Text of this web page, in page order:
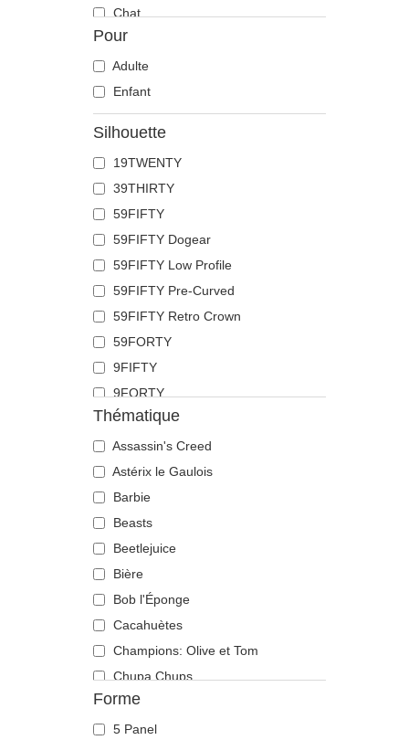
Chat
Cheval
Chèvre
Chien
Chihuahua
Colombe
Coq
Corbeau
Coyote
Crabe
Crâne
Crocodile
Dauphin
Doberman
Dragon
Écureuil
Flamant
Fourmi
Guépard
Hibou
Hippopotame
Labrador retriever
Langouste
Lézard
Libellule
Licorne
Lion
Lionne
Loup
Pour
Adulte
Enfant
Silhouette
19TWENTY
39THIRTY
59FIFTY
59FIFTY Dogear
59FIFTY Low Profile
59FIFTY Pre-Curved
59FIFTY Retro Crown
59FORTY
9FIFTY
9FORTY
9FORTY APEX
9FORTY M-Crown
9SEVENTY
9TWENTY
A Frame
Casual Classic
E Frame
Open Back
Runner
The 90s
The Ball
The Retro
The Snap
Thématique
Assassin's Creed
Astérix le Gaulois
Barbie
Beasts
Beetlejuice
Bière
Bob l'Éponge
Cacahuètes
Champions: Olive et Tom
Chupa Chups
Cocktails
DC Comics
Forme
5 Panel